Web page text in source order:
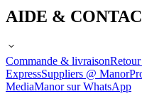
AIDE &
Commande & livraison
ExpressSuppliers @ Manor
MediaManor sur WhatsApp